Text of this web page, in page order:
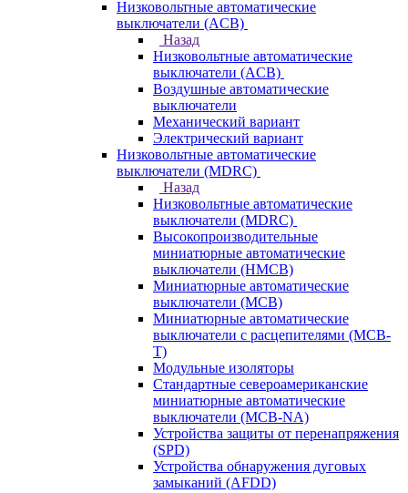
Низковольтные автоматические
выключатели (ACB)
Назад
Низковольтные автоматические
выключатели (ACB)
Воздушные автоматические
выключатели
Механический вариант
Электрический вариант
Низковольтные автоматические
выключатели (MDRC)
Назад
Низковольтные автоматические
выключатели (MDRC)
Высокопроизводительные
миниатюрные автоматические
выключатели (HMCB)
Миниатюрные автоматические
выключатели (MCB)
Миниатюрные автоматические
выключатели с расцепителями (MCB-
T)
Модульные изоляторы
Стандартные североамериканские
миниатюрные автоматические
выключатели (MCB-NA)
Устройства защиты от перенапряжения
(SPD)
Устройства обнаружения дуговых
замыканий (AFDD)